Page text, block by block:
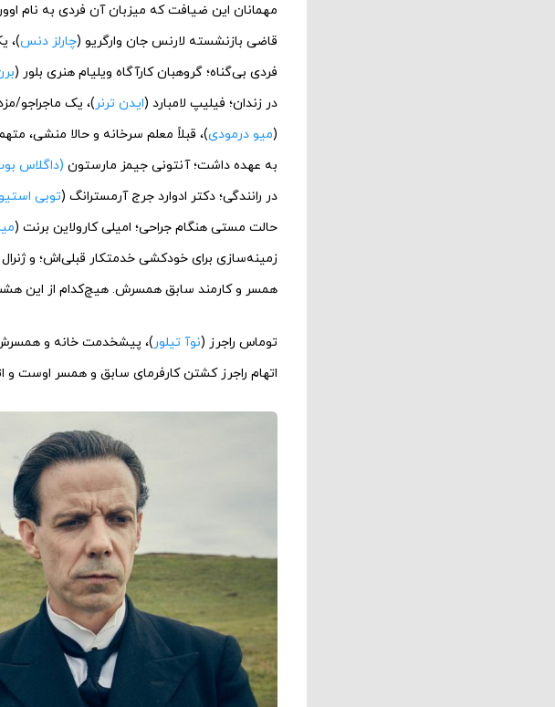
مهمانان این ضیافت که میزبان آن فردی به نام
قاضی بازنشسته لارنس جان وارگریو (چارلز دنس)،
فردی بی‌گناه؛ گروهبان کارآگاه ویلیام هنری بلور (
در زندان؛ فیلیپ لامبارد (ایدن ترنر
(میو درمودی)، قبلاً معلم سرخانه و حالا منشی،
به عهده داشت؛ آنتونی جیمز مارستون (داگلاس
در رانندگی؛ دکتر ادوارد جرج آرمسترانگ (توبی
حالت مستی هنگام جراحی؛ امیلی کارولاین برنت (
زمینه‌سازی برای خودکشی خدمتکار قبلی‌اش؛ و
همسر و کارمند سابق همسرش. هیچ‌کدام از این
توماس راجرز (نوآ تیلور)، پیشخدمت خانه و همسرش
اتهام راجرز کشتن کارفرمای سابق و همسر اوست